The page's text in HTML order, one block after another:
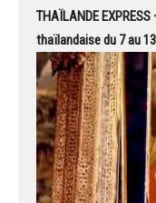
THAÏLANDE
thaïlandaise du 7 au